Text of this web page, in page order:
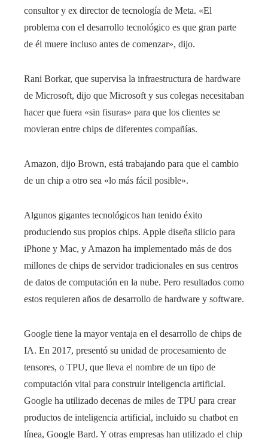
consultor y ex director de tecnología de Meta. «El
problema con el desarrollo tecnológico es que gran parte
de él muere incluso antes de comenzar», dijo.
Rani Borkar, que supervisa la infraestructura de hardware
de Microsoft, dijo que Microsoft y sus colegas necesitaban
hacer que fuera «sin fisuras» para que los clientes se
movieran entre chips de diferentes compañías.
Amazon, dijo Brown, está trabajando para que el cambio
de un chip a otro sea «lo más fácil posible».
Algunos gigantes tecnológicos han tenido éxito
produciendo sus propios chips. Apple diseña silicio para
iPhone y Mac, y Amazon ha implementado más de dos
millones de chips de servidor tradicionales en sus centros
de datos de computación en la nube. Pero resultados como
estos requieren años de desarrollo de hardware y software.
Google tiene la mayor ventaja en el desarrollo de chips de
IA. En 2017, presentó su unidad de procesamiento de
tensores, o TPU, que lleva el nombre de un tipo de
computación vital para construir inteligencia artificial.
Google ha utilizado decenas de miles de TPU para crear
productos de inteligencia artificial, incluido su chatbot en
línea, Google Bard. Y otras empresas han utilizado el chip